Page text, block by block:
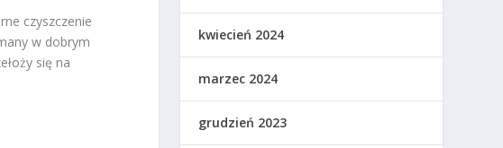
czyszczenie
w dobrym
się na
kwiecień 2024
marzec 2024
grudzień 2023